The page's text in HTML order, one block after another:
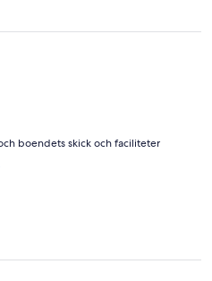
boendets skick och faciliteter